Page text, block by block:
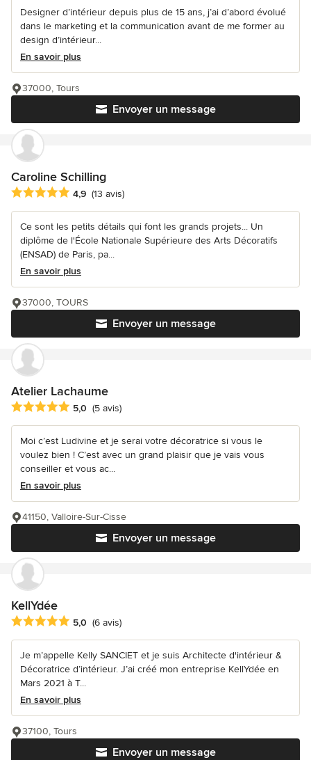
Designer d’intérieur depuis plus de 15 ans, j’ai d’abord évolué
dans le marketing et la communication avant de me former au
design d’intérieur...
En savoir plus
Envoyer un message
37000, Tours
Caroline Schilling
Note moyenne : 4.9 étoiles sur 5
4,9 (13 avis)
Ce sont les petits détails qui font les grands projets... Un
diplôme de l'École Nationale Supérieure des Arts Décoratifs
(ENSAD) de Paris, pa...
En savoir plus
Envoyer un message
37000, TOURS
Atelier Lachaume
Note moyenne : 5 étoiles sur 5
5,0 (5 avis)
Moi c’est Ludivine et je serai votre décoratrice si vous le
voulez bien ! C’est avec un grand plaisir que je vais vous
conseiller et vous ac...
En savoir plus
Envoyer un message
41150, Valloire-Sur-Cisse
KellYdée
Note moyenne : 5 étoiles sur 5
5,0 (6 avis)
Je m’appelle Kelly SANCIET et je suis Architecte d'intérieur &
Décoratrice d’intérieur. J’ai créé mon entreprise KellYdée en
Mars 2021 à T...
En savoir plus
Envoyer un message
37100, Tours